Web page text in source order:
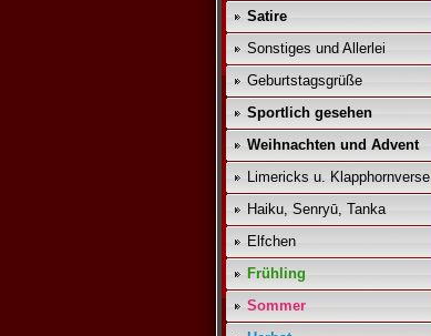
Satire
Sonstiges und Allerlei
Geburtstagsgrüße
Sportlich gesehen
Weihnachten und Advent
Limericks u. Klapphornverse
Haiku, Senryū, Tanka
Elfchen
Frühling
Sommer